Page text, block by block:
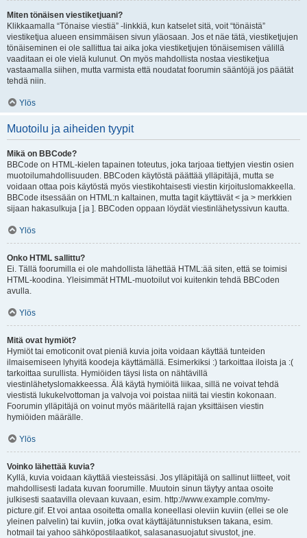
Miten tönäisen viestiketjuani?
Klikkaamalla “Tönaise viestiä” -linkkiä, kun katselet sitä, voit “tönäistä”
viestiketjua alueen ensimmäisen sivun yläosaan. Jos et näe tätä, viestiketjujen
tönäiseminen ei ole sallittua tai aika joka viestiketjujen tönäisemisen välillä
vaaditaan ei ole vielä kulunut. On myös mahdollista nostaa viestiketjua
vastaamalla siihen, mutta varmista että noudatat foorumin sääntöjä jos päätät
tehdä niin.
Ylös
Muotoilu ja aiheiden tyypit
Mikä on BBCode?
BBCode on HTML-kielen tapainen toteutus, joka tarjoaa tiettyjen viestin osien
muotoilumahdollisuuden. BBCoden käytöstä päättää ylläpitäjä, mutta se
voidaan ottaa pois käytöstä myös viestikohtaisesti viestin kirjoituslomakkeella.
BBCode itsessään on HTML:n kaltainen, mutta tagit käyttävät < ja > merkkien
sijaan hakasulkuja [ ja ]. BBCoden oppaan löydät viestinlähetyssivun kautta.
Ylös
Onko HTML sallittu?
Ei. Tällä foorumilla ei ole mahdollista lähettää HTML:ää siten, että se toimisi
HTML-koodina. Yleisimmät HTML-muotoilut voi kuitenkin tehdä BBCoden
avulla.
Ylös
Mitä ovat hymiöt?
Hymiöt tai emoticonit ovat pieniä kuvia joita voidaan käyttää tunteiden
ilmaisemiseen lyhyitä koodeja käyttämällä. Esimerkiksi :) tarkoittaa iloista ja :(
tarkoittaa surullista. Hymiöiden täysi lista on nähtävillä
viestinlähetyslomakkeessa. Älä käytä hymiöitä liikaa, sillä ne voivat tehdä
viestistä lukukelvottoman ja valvoja voi poistaa niitä tai viestin kokonaan.
Foorumin ylläpitäjä on voinut myös määritellä rajan yksittäisen viestin
hymiöiden määrälle.
Ylös
Voinko lähettää kuvia?
Kyllä, kuvia voidaan käyttää viesteissäsi. Jos ylläpitäjä on sallinut liitteet, voit
mahdollisesti ladata kuvan foorumille. Muutoin sinun täytyy antaa osoite
julkisesti saatavilla olevaan kuvaan, esim. http://www.example.com/my-
picture.gif. Et voi antaa osoitetta omalla koneellasi oleviin kuviin (ellei se ole
yleinen palvelin) tai kuviin, jotka ovat käyttäjätunnistuksen takana, esim.
hotmail tai yahoo sähköpostilaatikot, salasanasuojatut sivustot, jne.